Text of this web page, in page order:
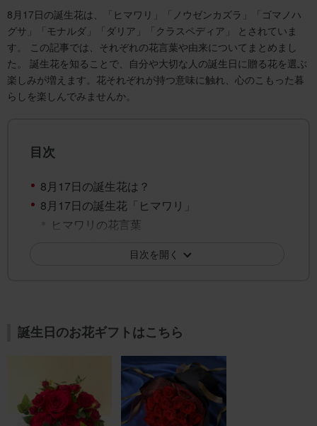
8月17日の誕生花は、「ヒマワリ」「ノウゼンカズラ」「ゴマノハ
グサ」「モナルダ」「ダリア」「クラスペディア」 とされていま
す。 この記事では、それぞれの花言葉や由来についてまとめまし
た。 誕生花を知ることで、自分や大切な人の誕生日に贈る花を選ぶ
楽しみが増えます。花それぞれが持つ意味に触れ、心のこもった暮
らしを楽しんでみませんか。
目次
目次を開く
8月17日の誕生花は？
8月17日の誕生花「ヒマワリ」
ヒマワリの花言葉
8月17日の誕生花「ノウゼンカズラ」
ゴマノハグサの花言葉
ゴマノハグサの花言葉の由来
8月17日の誕生花「モナルダ」
モナルダの花言葉
モナルダの花言葉の由来
誕生日のお花ギフトはこちら